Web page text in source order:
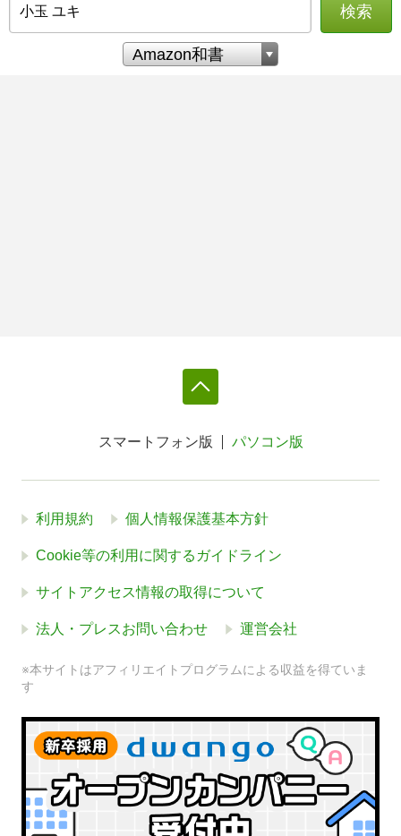
検索
スマートフォン版 パソコン版
利用規約 個人情報保護基本方針
Cookie等の利用に関するガイドライン
サイトアクセス情報の取得について
法人・プレスお問い合わせ 運営会社
※本サイトはアフィリエイトプログラムによる収益を得ていま
す